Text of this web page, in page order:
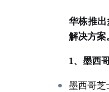
华栋推
解决方案
1、墨西
墨西哥芝